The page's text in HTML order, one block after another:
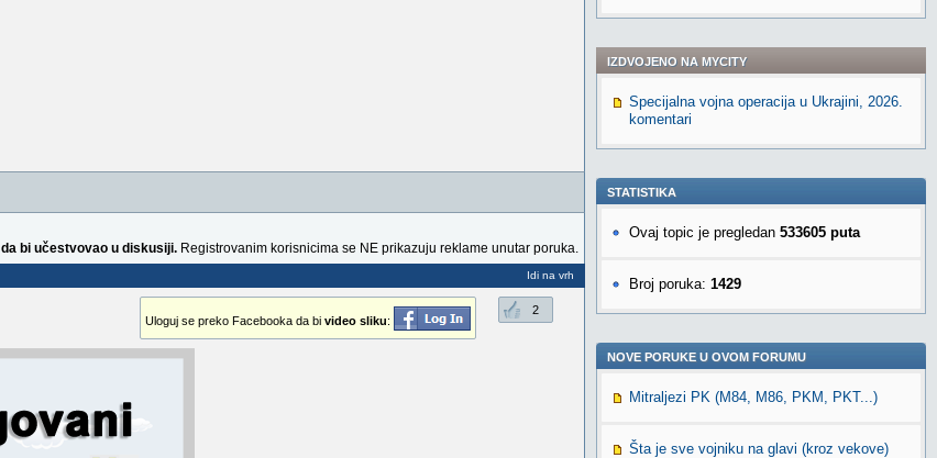
da bi učestvovao u diskusiji. Registrovanim korisnicima se NE prikazuju reklame unutar poruka.
Idi na vrh
2
Uloguj se preko Facebooka da bi video sliku:
IZDVOJENO NA MYCITY
Specijalna vojna operacija u Ukrajini, 2026.
komentari
STATISTIKA
Ovaj topic je pregledan 533605 puta
Broj poruka: 1429
NOVE PORUKE U OVOM FORUMU
Mitraljezi PK (M84, M86, PKM, PKT...)
Šta je sve vojniku na glavi (kroz vekove)